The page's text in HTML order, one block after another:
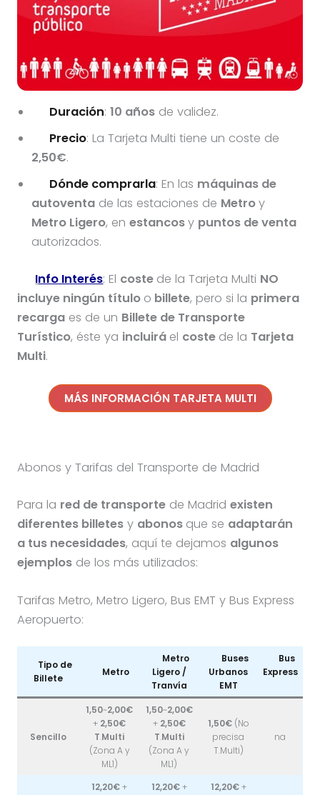
Duración:10 años de validez.
Precio: La Tarjeta Multi tiene un coste de
2,50€.
Dónde comprarla: En las máquinas de
autoventade las estaciones de Metroy
Metro Ligero, en estancosy puntos de venta
autorizados.
Info Interés: El coste de la Tarjeta Multi NO
incluye ningún título o billete, pero si la primera
recargaes de un Billete de Transporte
Turístico, éste ya incluirá el coste de la Tarjeta
Multi.
MÁS INFORMACIÓN TARJETA MULTI
Abonos y Tarifas del Transporte de Madrid
Para la red de transportede Madrid existen
diferentes billetesy abonos que se adaptarán
a tus necesidades, aquí te dejamos algunos
ejemplosde los más utilizados:
Tarifas Metro, Metro Ligero, Bus EMT y Bus Express
Aeropuerto:
Tipo de
Billete
Metro
Metro
Ligero /
Tranvía
Buses
Urbanos
EMT
Bus
Express
Sencillo
1,50~2,00€
+ 2,50€
T.Multi
(Zona A y
ML1)
1,50~2,00€
+ 2,50€
T.Multi
(Zona A y
ML1)
1,50€(No
precisa
T.Multi)
na
12,20€+
12,20€+
12,20€+